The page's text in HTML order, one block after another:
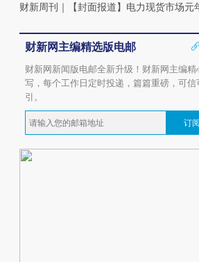
财新周刊 ｜ 【封面报道】电力现货市场元
财新网主编精选版电邮
财新网新闻版电邮全新升级！财新网主编精
写，每个工作日定时投递，篇篇重磅，可信
引。
订阅